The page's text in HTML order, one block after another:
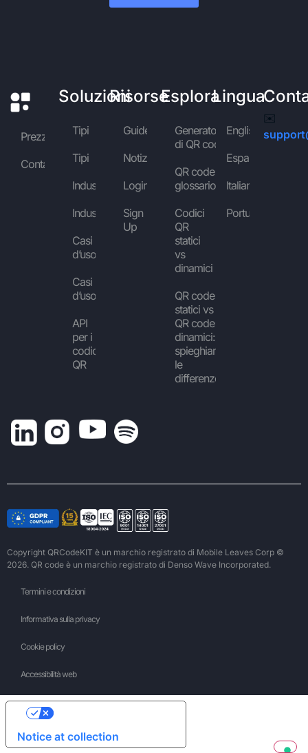
Prezzi
Contattaci
Soluzioni
Tipi
Tipi
Industrie
Industrie
Casi
d’uso
Casi
d’uso
API
per i
codici
QR
Risorse
Guide
Notizie
Login
Sign
Up
Esplora
Generatore
di QR code
QR code
glossario
Codici
QR
statici
vs
dinamici
QR code
statici vs
QR code
dinamici:
spieghiamo
le
differenze
Lingua
English
Español
Italiano
Português
✉️
Copyright QRCodeKIT è un marchio registrato di Mobile Leaves Corp ©
2026. QR code è un marchio registrato di Denso Wave Incorporated.
Termini e condizioni
Informativa sulla privacy
Cookie policy
Accessibilità web
Notice at collection
Your Privacy Choices